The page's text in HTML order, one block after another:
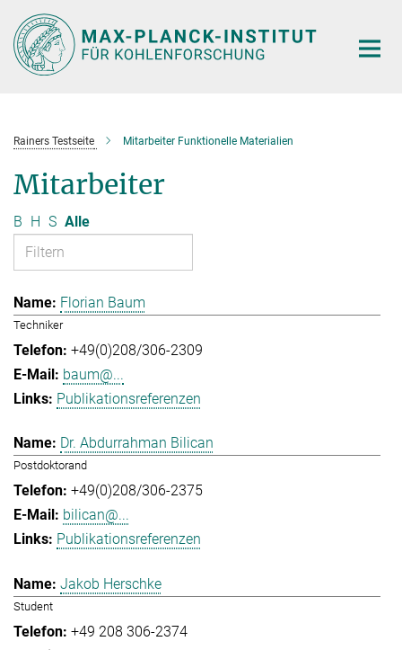
Hauptinhalt
Rainers Testseite Mitarbeiter Funktionelle Materialien
Mitarbeiter
B H S Alle
Florian Baum
Techniker
+49(0)208/306-2309
baum@...
Publikationsreferenzen
Dr. Abdurrahman Bilican
Postdoktorand
+49(0)208/306-2375
bilican@...
Publikationsreferenzen
Jakob Herschke
Student
+49 208 306-2374